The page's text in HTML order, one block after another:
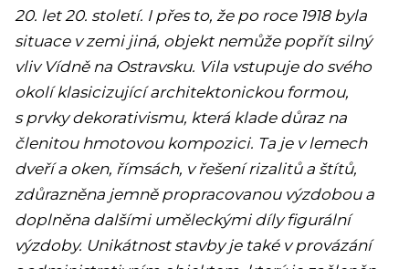
20. let 20. století. I přes to, že po roce 1918 byla
situace v zemi jiná, objekt nemůže popřít silný
vliv Vídně na Ostravsku. Vila vstupuje do svého
okolí klasicizující architektonickou formou,
s prvky dekorativismu, která klade důraz na
členitou hmotovou kompozici. Ta je v lemech
dveří a oken, římsách, v řešení rizalitů a štítů,
zdůrazněna jemně propracovanou výzdobou a
doplněna dalšími uměleckými díly figurální
výzdoby. Unikátnost stavby je také v provázání